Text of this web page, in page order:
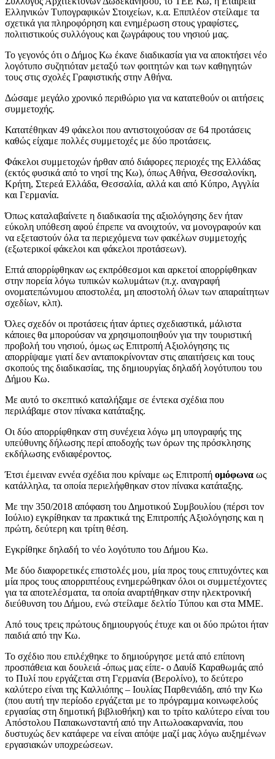
Ελληνικών Τυπογραφικών Στοιχείων, κ.α. Επιπλέον στείλαμε τα
σχετικά για πληροφόρηση και ενημέρωση στους γραφίστες,
πολιτιστικούς συλλόγους και ζωγράφους του νησιού μας.
Το γεγονός ότι ο Δήμος Κω έκανε διαδικασία για να αποκτήσει νέο
λογότυπο συζητιόταν μεταξύ των φοιτητών και των καθηγητών
τους στις σχολές Γραφιστικής στην Αθήνα.
Δώσαμε μεγάλο χρονικό περιθώριο για να κατατεθούν οι αιτήσεις
συμμετοχής.
Κατατέθηκαν 49 φάκελοι που αντιστοιχούσαν σε 64 προτάσεις
καθώς είχαμε πολλές συμμετοχές με δύο προτάσεις.
Φάκελοι συμμετοχών ήρθαν από διάφορες περιοχές της Ελλάδας
(εκτός φυσικά από το νησί της Κω), όπως Αθήνα, Θεσσαλονίκη,
Κρήτη, Στερεά Ελλάδα, Θεσσαλία, αλλά και από Κύπρο, Αγγλία
και Γερμανία.
Όπως καταλαβαίνετε η διαδικασία της αξιολόγησης δεν ήταν
εύκολη υπόθεση αφού έπρεπε να ανοιχτούν, να μονογραφούν και
να εξεταστούν όλα τα περιεχόμενα των φακέλων συμμετοχής
(εξωτερικοί φάκελοι και φάκελοι προτάσεων).
Επτά απορρίφθηκαν ως εκπρόθεσμοι και αρκετοί απορρίφθηκαν
στην πορεία λόγω τυπικών κωλυμάτων (π.χ. αναγραφή
ονοματεπώνυμου αποστολέα, μη αποστολή όλων των απαραίτητων
σχεδίων, κλπ).
Όλες σχεδόν οι προτάσεις ήταν άρτιες σχεδιαστικά, μάλιστα
κάποιες θα μπορούσαν να χρησιμοποιηθούν για την τουριστική
προβολή του νησιού, όμως ως Επιτροπή Αξιολόγησης τις
απορρίψαμε γιατί δεν ανταποκρίνονταν στις απαιτήσεις και τους
σκοπούς της διαδικασίας, της δημιουργίας δηλαδή λογότυπου του
Δήμου Κω.
Με αυτό το σκεπτικό καταλήξαμε σε έντεκα σχέδια που
περιλάβαμε στον πίνακα κατάταξης.
Οι δύο απορρίφθηκαν στη συνέχεια λόγω μη υπογραφής της
υπεύθυνης δήλωσης περί αποδοχής των όρων της πρόσκλησης
εκδήλωσης ενδιαφέροντος.
Έτσι έμειναν εννέα σχέδια που κρίναμε ως Επιτροπή ομόφωνα ως
κατάλληλα, τα οποία περιελήφθηκαν στον πίνακα κατάταξης.
Με την 350/2018 απόφαση του Δημοτικού Συμβουλίου (πέρσι τον
Ιούλιο) εγκρίθηκαν τα πρακτικά της Επιτροπής Αξιολόγησης και η
πρώτη, δεύτερη και τρίτη θέση.
Εγκρίθηκε δηλαδή το νέο λογότυπο του Δήμου Κω.
Με δύο διαφορετικές επιστολές μου, μία προς τους επιτυχόντες και
μία προς τους απορριπτέους ενημερώθηκαν όλοι οι συμμετέχοντες
για τα αποτελέσματα, τα οποία αναρτήθηκαν στην ηλεκτρονική
διεύθυνση του Δήμου, ενώ στείλαμε δελτίο Τύπου και στα ΜΜΕ.
Από τους τρεις πρώτους δημιουργούς έτυχε και οι δύο πρώτοι ήταν
παιδιά από την Κω.
Το σχέδιο που επιλέχθηκε το δημιούργησε μετά από επίπονη
προσπάθεια και δουλειά -όπως μας είπε- ο Δαυίδ Καραθωμάς από
το Πυλί που εργάζεται στη Γερμανία (Βερολίνο), το δεύτερο
καλύτερο είναι της Καλλιόπης – Ιουλίας Παρθενιάδη, από την Κω
(που αυτή την περίοδο εργάζεται με το πρόγραμμα κοινωφελούς
εργασίας στη δημοτική βιβλιοθήκη) και το τρίτο καλύτερο είναι του
Απόστολου Παπακωνσταντή από την Αιτωλοακαρνανία, που
δυστυχώς δεν κατάφερε να είναι απόψε μαζί μας λόγω αυξημένων
εργασιακών υποχρεώσεων.